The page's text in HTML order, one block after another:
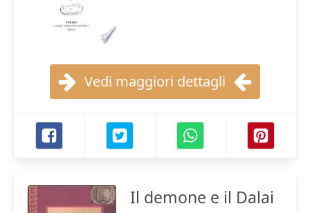
Vedi maggiori dettagli
Il demone e il Dalai